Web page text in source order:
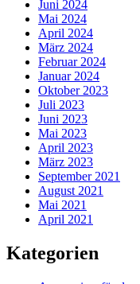
Juni 2024
Mai 2024
April 2024
März 2024
Februar 2024
Januar 2024
Oktober 2023
Juli 2023
Juni 2023
Mai 2023
April 2023
März 2023
September 2021
August 2021
Mai 2021
April 2021
Kategorien